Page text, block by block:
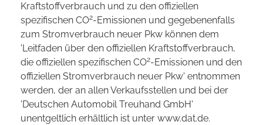
Kraftstoffverbrauch und zu den offiziellen
spezifischen CO2-Emissionen und gegebenenfalls
zum Stromverbrauch neuer Pkw können dem
'Leitfaden über den offiziellen Kraftstoffverbrauch,
die offiziellen spezifischen CO2-Emissionen und den
offiziellen Stromverbrauch neuer Pkw' entnommen
werden, der an allen Verkaufsstellen und bei der
'Deutschen Automobil Treuhand GmbH'
unentgeltlich erhältlich ist unter www.dat.de.